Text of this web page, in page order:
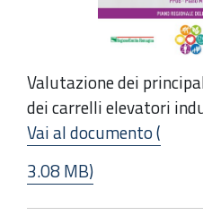
Valutazione dei
dei carrelli elevatori
Vai al documento (
3.08 MB)